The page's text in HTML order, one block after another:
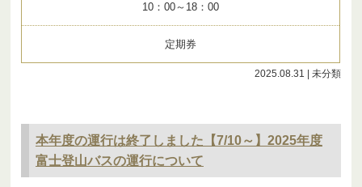
10：00～18：00
定期券
2025.08.31 | 未分類
本年度の運行は終了しました【7/10～】2025年度
富士登山バスの運行について